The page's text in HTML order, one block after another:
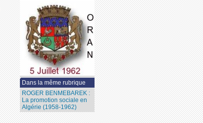
Dans la même rubrique
ROGER BENMEBAREK :
La promotion sociale en
Algérie (1958-1962)